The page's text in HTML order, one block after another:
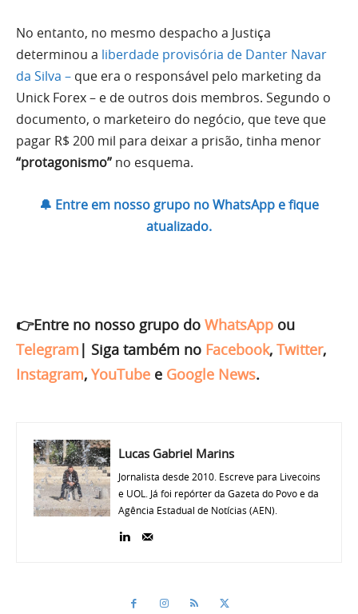
No entanto, no mesmo despacho a Justiça
determinou a liberdade provisória de Danter Navar
da Silva – que era o responsável pelo marketing da
Unick Forex – e de outros dois membros. Segundo o
documento, o marketeiro do negócio, que teve que
pagar R$ 200 mil para deixar a prisão, tinha menor
“protagonismo” no esquema.
🔔 Entre em nosso grupo no WhatsApp e fique
atualizado.
👉Entre no nosso grupo do WhatsApp ou
Telegram | Siga também no Facebook, Twitter,
Instagram, YouTube e Google News.
Lucas Gabriel Marins
Jornalista desde 2010. Escreve para Livecoins
e UOL. Já foi repórter da Gazeta do Povo e da
Agência Estadual de Notícias (AEN).